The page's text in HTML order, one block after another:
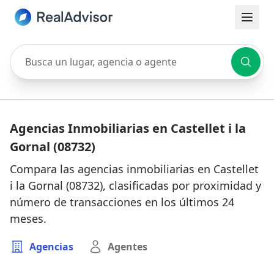
Busca un lugar, agencia o agente
Agencias Inmobiliarias en Castellet i la
Gornal (08732)
Compara las agencias inmobiliarias en Castellet
i la Gornal (08732), clasificadas por proximidad y
número de transacciones en los últimos 24
meses.
Agencias Agentes